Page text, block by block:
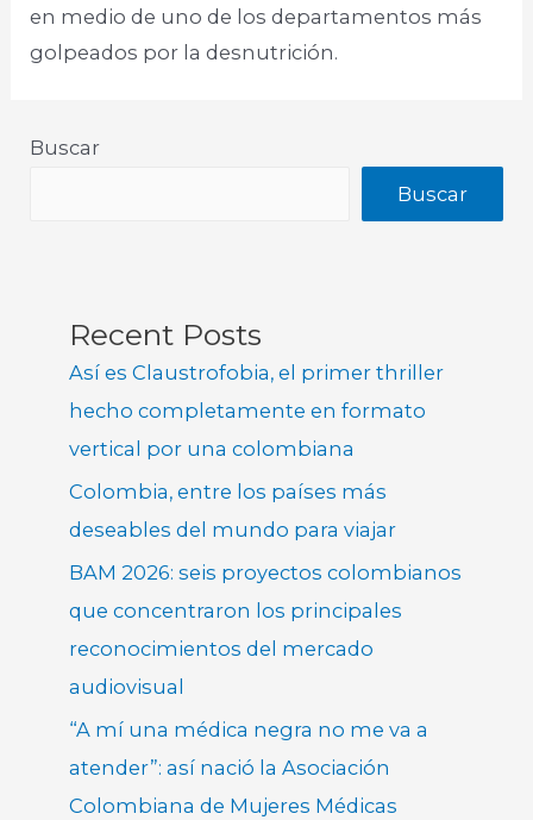
en medio de uno de los departamentos más
golpeados por la desnutrición.
Buscar
Buscar
Recent Posts
Así es Claustrofobia, el primer thriller
hecho completamente en formato
vertical por una colombiana
Colombia, entre los países más
deseables del mundo para viajar
BAM 2026: seis proyectos colombianos
que concentraron los principales
reconocimientos del mercado
audiovisual
“A mí una médica negra no me va a
atender”: así nació la Asociación
Colombiana de Mujeres Médicas